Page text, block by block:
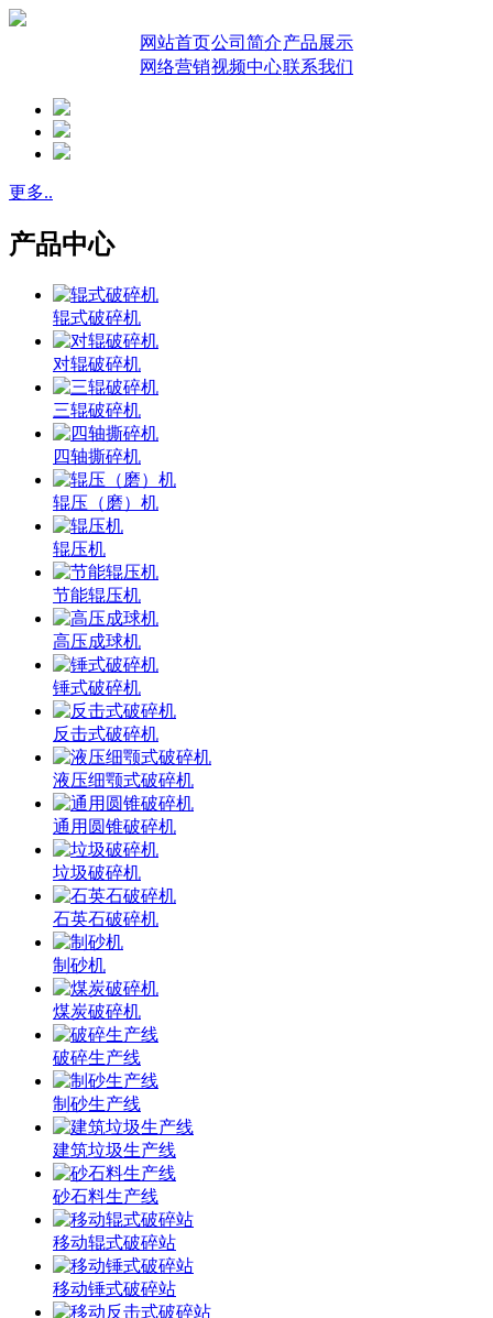
网站首页公司简介产品展示
网络营销视频中心联系我们
更多..
产品中心
辊式破碎机
对辊破碎机
三辊破碎机
四轴撕碎机
辊压（磨）机
辊压机
节能辊压机
高压成球机
锤式破碎机
反击式破碎机
液压细颚式破碎机
通用圆锥破碎机
垃圾破碎机
石英石破碎机
制砂机
煤炭破碎机
破碎生产线
制砂生产线
建筑垃圾生产线
砂石料生产线
移动辊式破碎站
移动锤式破碎站